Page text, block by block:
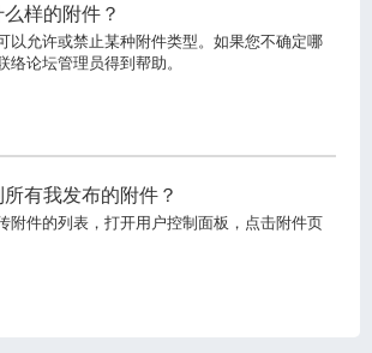
样的附件？
以允许或禁止某种附件类型。如果您不确定哪
络论坛管理员得到帮助。
有我发布的附件？
附件的列表，打开用户控制面板，点击附件页